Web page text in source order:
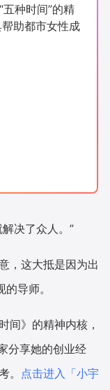
五种时间”的精
助都市女性成
决了众人。”
，这大抵是因为出
导师。
间》的精神内核，
分享她的创业经
。 点击进入「小宇